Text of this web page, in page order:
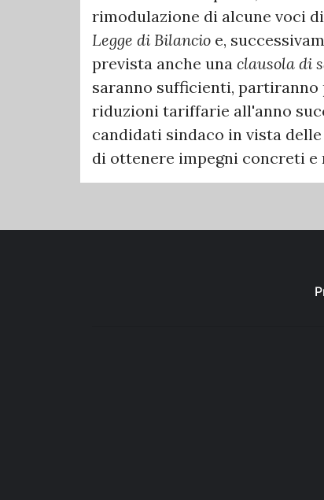
rimodulazione di alcune voci
Legge di Bilancio e,
prevista anche una clausola di
saranno sufficienti, partiranno
riduzioni tariffarie all'anno
candidati sindaco in vista
di ottenere impegni concreti e